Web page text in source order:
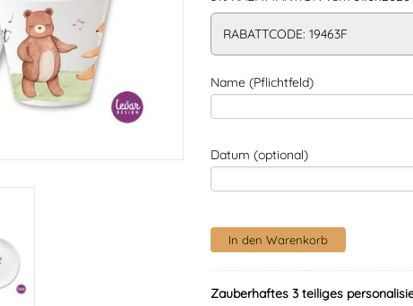
RABATTCODE: 19463F
Name (Pflichtfeld)
Datum (optional)
Zauberhaftes 3 teiliges